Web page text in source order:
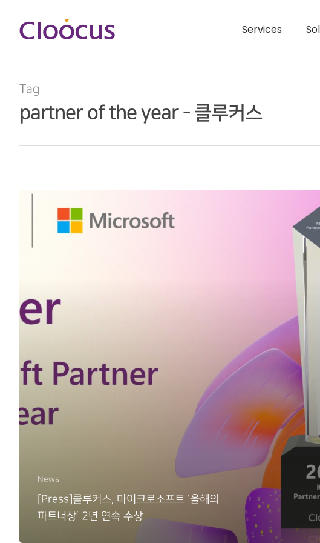
Hit enter to search or ESC to close
Services
Tag
partner of the year - 클루커스
News
[Press]클루커스, 마이크로소프트 ‘올해의
파트너상’ 2년 연속 수상